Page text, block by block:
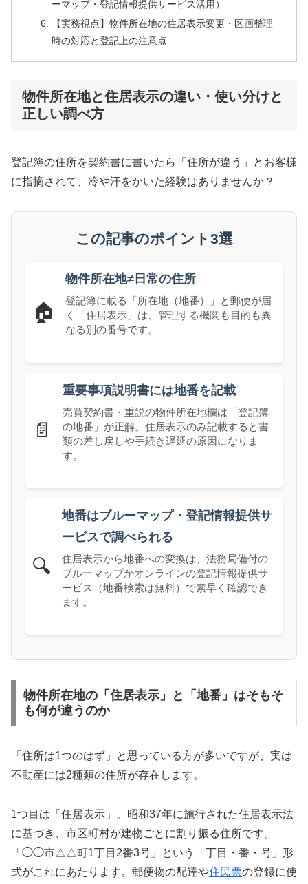
ーマップ・登記情報提供サービス活用）
【実務視点】物件所在地の住居表示変更・区画整理
時の対応と登記上の注意点
物件所在地と住居表示の違い・使い分けと
正しい調べ方
登記簿の住所を契約書に書いたら「住所が違う」とお客様
に指摘されて、冷や汗をかいた経験はありませんか？
この記事のポイント3選
🏠
物件所在地≠日常の住所
登記簿に載る「所在地（地番）」と郵便が届
く「住居表示」は、管理する機関も目的も異
なる別の番号です。
📄
重要事項説明書には地番を記載
売買契約書・重説の物件所在地欄は「登記簿
の地番」が正解。住居表示のみ記載すると書
類の差し戻しや手続き遅延の原因になりま
す。
🔍
地番はブルーマップ・登記情報提供サ
ービスで調べられる
住居表示から地番への変換は、法務局備付の
ブルーマップかオンラインの登記情報提供サ
ービス（地番検索は無料）で素早く確認でき
ます。
物件所在地の「住居表示」と「地番」はそもそ
も何が違うのか
「住所は1つのはず」と思っている方が多いですが、実は
不動産には2種類の住所が存在します。
1つ目は「住居表示」。昭和37年に施行された住居表示法
に基づき、市区町村が建物ごとに割り振る住所です。
「◯◯市△△町1丁目2番3号」という「丁目・番・号」形
式がこれにあたります。郵便物の配達や住民票の登録に使